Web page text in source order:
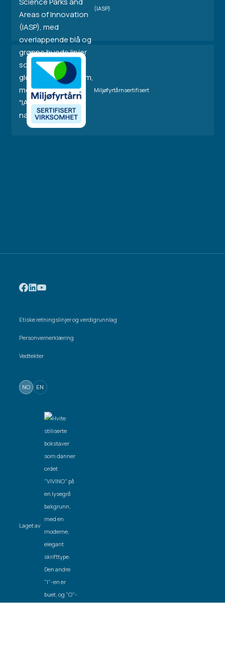
(IASP)
Miljøfyrtårnsertifisert
Etiske retningslinjer og verdigrunnlag
Personvernerklæring
Vedtekter
NO EN
Laget av